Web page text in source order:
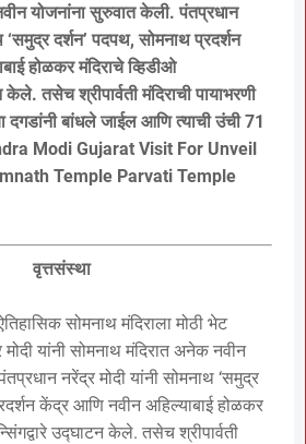
योजनांना सुरुवात केली. पंतप्रधान
‘समुद्र दर्शन’ पदपथ, सोमनाथ प्रदर्शन
होळकर मंदिराचे व्हिडीओ
केले. तसेच श्रीपार्वती मंदिराची पायाभरणी
दगडांनी बांधले जाईल आणि त्याची उंची 71
Modi Gujarat Visit For Unveil
Temple Parvati Temple
वृत्तसंस्था
सोमनाथ मंदिराला मोठी भेट
यांनी सोमनाथ मंदिरात अनेक नवीन
नरेंद्र मोदी यांनी सोमनाथ ‘समुद्र
केंद्र आणि नवीन अहिल्याबाई होळकर
उद्घाटन केले. तसेच श्रीपार्वती